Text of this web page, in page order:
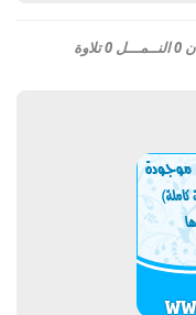
القارئ الشيخ محمــــد جمــــــــال شعبــــــان 0 النــمـــل 0 تلاوة